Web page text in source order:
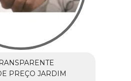
PREÇO JARDIM